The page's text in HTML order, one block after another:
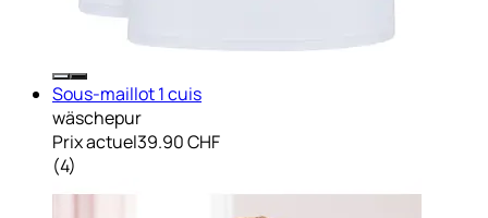
Sous-maillot 1 cuis
wäschepur
Prix actuel39.90 CHF
(4)